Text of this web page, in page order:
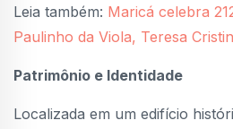
Leia também: Maricá celebra
Paulinho da Viola, Teresa
Patrimônio e Identidade
Localizada em um edifício